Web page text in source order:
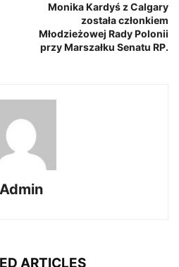
Monika Kardyś z Calgary
została członkiem
Młodzieżowej Rady Polonii
przy Marszałku Senatu RP.
Admin
ARTICLES